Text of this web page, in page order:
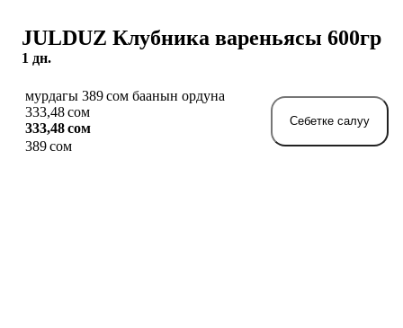
JULDUZ Клубника вареньясы 600гр
1 дн.
мурдагы 389 сом баанын ордуна
333,48 сом
333,48 сом
389 сом
Себетке салуу